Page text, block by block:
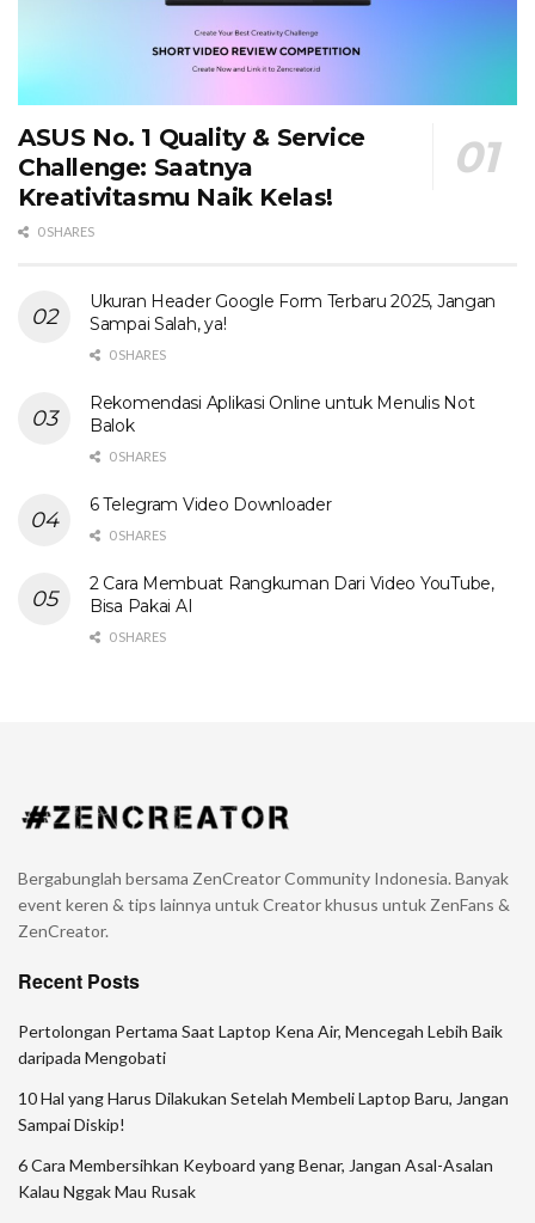
ASUS No. 1 Quality & Service
Challenge: Saatnya
Kreativitasmu Naik Kelas!
0 SHARES
Ukuran Header Google Form Terbaru 2025, Jangan
Sampai Salah, ya!
0 SHARES
Rekomendasi Aplikasi Online untuk Menulis Not
Balok
0 SHARES
6 Telegram Video Downloader
0 SHARES
2 Cara Membuat Rangkuman Dari Video YouTube,
Bisa Pakai AI
0 SHARES
Bergabunglah bersama ZenCreator Community Indonesia. Banyak
event keren & tips lainnya untuk Creator khusus untuk ZenFans &
ZenCreator.
Recent Posts
Pertolongan Pertama Saat Laptop Kena Air, Mencegah Lebih Baik
daripada Mengobati
10 Hal yang Harus Dilakukan Setelah Membeli Laptop Baru, Jangan
Sampai Diskip!
6 Cara Membersihkan Keyboard yang Benar, Jangan Asal-Asalan
Kalau Nggak Mau Rusak